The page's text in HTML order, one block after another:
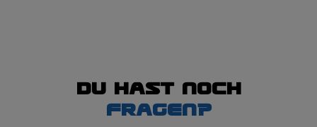
Du hast noch
Fragen?